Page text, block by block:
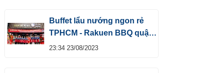
Buffet lẩu nướng ngon rẻ
TPHCM - Rakuen BBQ quận
Tân Bình
23:34 23/08/2023